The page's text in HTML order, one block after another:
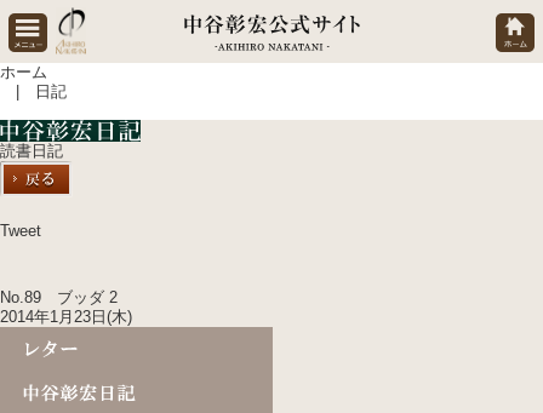
ホーム
| 日記
読書日記
Tweet
No.89 ブッダ 2
2014年1月23日(木)